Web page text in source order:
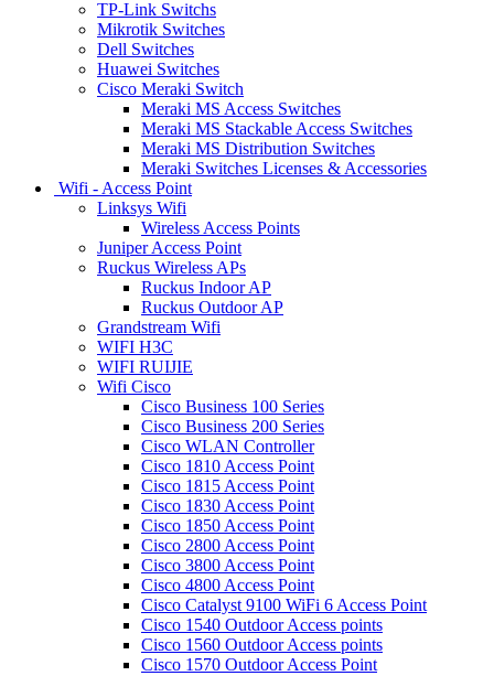
TP-Link Switchs
Mikrotik Switches
Dell Switches
Huawei Switches
Cisco Meraki Switch
Meraki MS Access Switches
Meraki MS Stackable Access Switches
Meraki MS Distribution Switches
Meraki Switches Licenses & Accessories
Wifi - Access Point
Linksys Wifi
Wireless Access Points
Juniper Access Point
Ruckus Wireless APs
Ruckus Indoor AP
Ruckus Outdoor AP
Grandstream Wifi
WIFI H3C
WIFI RUIJIE
Wifi Cisco
Cisco Business 100 Series
Cisco Business 200 Series
Cisco WLAN Controller
Cisco 1810 Access Point
Cisco 1815 Access Point
Cisco 1830 Access Point
Cisco 1850 Access Point
Cisco 2800 Access Point
Cisco 3800 Access Point
Cisco 4800 Access Point
Cisco Catalyst 9100 WiFi 6 Access Point
Cisco 1540 Outdoor Access points
Cisco 1560 Outdoor Access points
Cisco 1570 Outdoor Access Point